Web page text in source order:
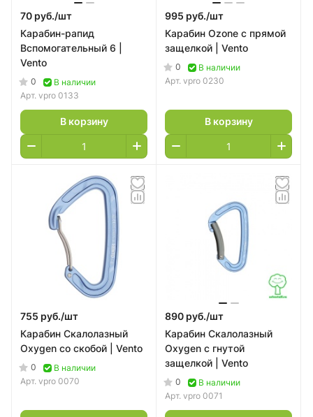
70 руб./шт
Карабин-рапид
Вспомогательный 6 |
Vento
0
В наличии
Арт. vpro 0133
В корзину
995 руб./шт
Карабин Ozone с прямой
защелкой | Vento
0
В наличии
Арт. vpro 0230
В корзину
755 руб./шт
Карабин Скалолазный
Oxygen со скобой | Vento
0
В наличии
Арт. vpro 0070
890 руб./шт
Карабин Скалолазный
Oxygen с гнутой
защелкой | Vento
0
В наличии
Арт. vpro 0071